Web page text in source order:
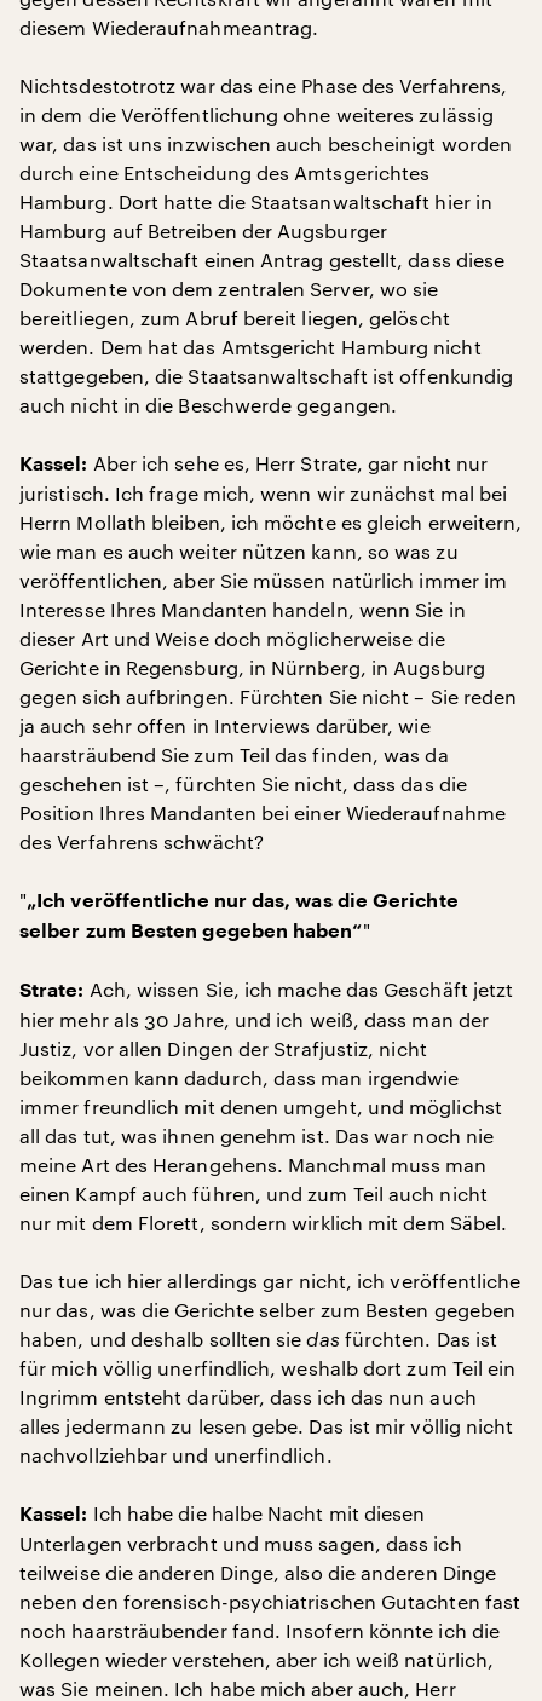
diesem Wiederaufnahmeantrag.
Nichtsdestotrotz war das eine Phase des Verfahrens,
in dem die Veröffentlichung ohne weiteres zulässig
war, das ist uns inzwischen auch bescheinigt worden
durch eine Entscheidung des Amtsgerichtes
Hamburg. Dort hatte die Staatsanwaltschaft hier in
Hamburg auf Betreiben der Augsburger
Staatsanwaltschaft einen Antrag gestellt, dass diese
Dokumente von dem zentralen Server, wo sie
bereitliegen, zum Abruf bereit liegen, gelöscht
werden. Dem hat das Amtsgericht Hamburg nicht
stattgegeben, die Staatsanwaltschaft ist offenkundig
auch nicht in die Beschwerde gegangen.
Kassel: Aber ich sehe es, Herr Strate, gar nicht nur
juristisch. Ich frage mich, wenn wir zunächst mal bei
Herrn Mollath bleiben, ich möchte es gleich erweitern,
wie man es auch weiter nützen kann, so was zu
veröffentlichen, aber Sie müssen natürlich immer im
Interesse Ihres Mandanten handeln, wenn Sie in
dieser Art und Weise doch möglicherweise die
Gerichte in Regensburg, in Nürnberg, in Augsburg
gegen sich aufbringen. Fürchten Sie nicht – Sie reden
ja auch sehr offen in Interviews darüber, wie
haarsträubend Sie zum Teil das finden, was da
geschehen ist –, fürchten Sie nicht, dass das die
Position Ihres Mandanten bei einer Wiederaufnahme
des Verfahrens schwächt?
"„Ich veröffentliche nur das, was die Gerichte
selber zum Besten gegeben haben“"
Strate: Ach, wissen Sie, ich mache das Geschäft jetzt
hier mehr als 30 Jahre, und ich weiß, dass man der
Justiz, vor allen Dingen der Strafjustiz, nicht
beikommen kann dadurch, dass man irgendwie
immer freundlich mit denen umgeht, und möglichst
all das tut, was ihnen genehm ist. Das war noch nie
meine Art des Herangehens. Manchmal muss man
einen Kampf auch führen, und zum Teil auch nicht
nur mit dem Florett, sondern wirklich mit dem Säbel.
Das tue ich hier allerdings gar nicht, ich veröffentliche
nur das, was die Gerichte selber zum Besten gegeben
haben, und deshalb sollten siedas fürchten. Das ist
für mich völlig unerfindlich, weshalb dort zum Teil ein
Ingrimm entsteht darüber, dass ich das nun auch
alles jedermann zu lesen gebe. Das ist mir völlig nicht
nachvollziehbar und unerfindlich.
Kassel: Ich habe die halbe Nacht mit diesen
Unterlagen verbracht und muss sagen, dass ich
teilweise die anderen Dinge, also die anderen Dinge
neben den forensisch-psychiatrischen Gutachten fast
noch haarsträubender fand. Insofern könnte ich die
Kollegen wieder verstehen, aber ich weiß natürlich,
was Sie meinen. Ich habe mich aber auch, Herr